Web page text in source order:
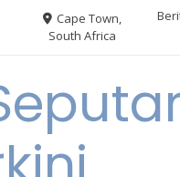
Cape Town,
South Africa